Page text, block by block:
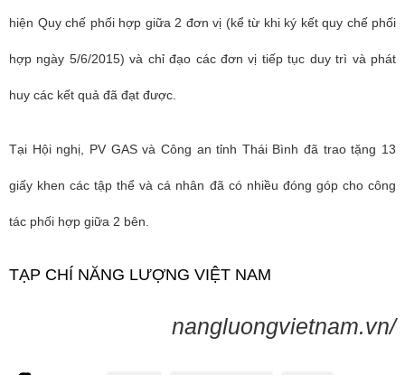
hiện Quy chế phối hợp giữa 2 đơn vị (kể từ khi ký kết quy chế phối
hợp ngày 5/6/2015) và chỉ đạo các đơn vị tiếp tục duy trì và phát
huy các kết quả đã đạt được.
Tại Hội nghị, PV GAS và Công an tỉnh Thái Bình đã trao tặng 13
giấy khen các tập thể và cá nhân đã có nhiều đóng góp cho công
tác phối hợp giữa 2 bên.
TẠP CHÍ NĂNG LƯỢNG VIỆT NAM
nangluongvietnam.vn/